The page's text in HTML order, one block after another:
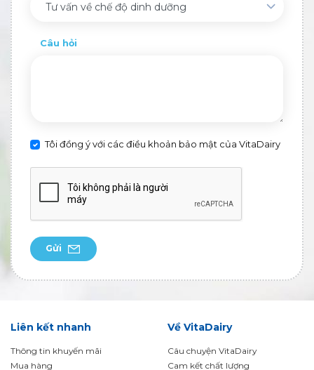
Tư vấn về chế độ dinh dưỡng
Câu hỏi
Tôi đồng ý với các điều khoản bảo mật của VitaDairy
Gửi
Liên kết nhanh
Thông tin khuyến mãi
Mua hàng
Về VitaDairy
Câu chuyện VitaDairy
Cam kết chất lượng